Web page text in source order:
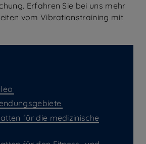
Erfahren Sie bei uns mehr
vom Vibrationstraining mit
für die medizinische